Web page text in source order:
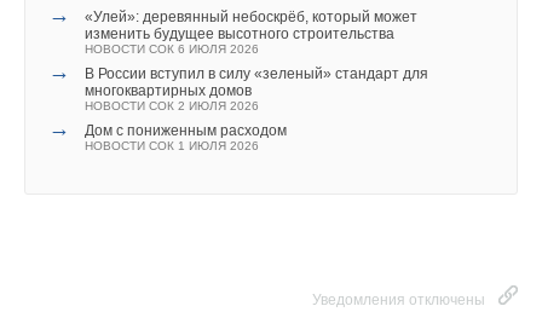
→
«Улей»: деревянный небоскрёб, который может
изменить будущее высотного строительства
НОВОСТИ СОК 6 ИЮЛЯ 2026
→
В России вступил в силу «зеленый» стандарт для
многоквартирных домов
НОВОСТИ СОК 2 ИЮЛЯ 2026
→ Дом с пониженным расходом
НОВОСТИ СОК 1 ИЮЛЯ 2026
Уведомления отключены